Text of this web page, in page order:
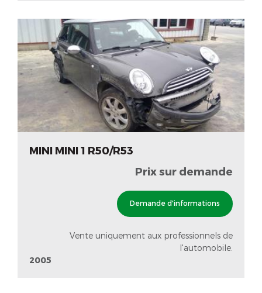
MINI MINI 1 R50/R53
Prix sur demande
Demande d'informations
Vente uniquement aux professionnels de
l'automobile.
2005